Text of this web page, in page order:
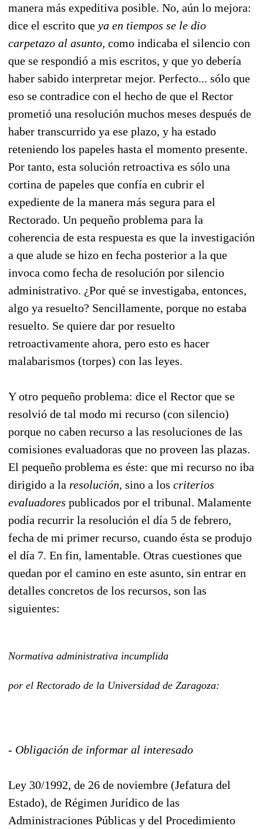
manera más expeditiva posible. No, aún lo mejora:
dice el escrito que ya en tiempos se le dio
carpetazo al asunto, como indicaba el silencio con
que se respondió a mis escritos, y que yo debería
haber sabido interpretar mejor. Perfecto... sólo que
eso se contradice con el hecho de que el Rector
prometió una resolución muchos meses después de
haber transcurrido ya ese plazo, y ha estado
reteniendo los papeles hasta el momento presente.
Por tanto, esta solución retroactiva es sólo una
cortina de papeles que confía en cubrir el
expediente de la manera más segura para el
Rectorado. Un pequeño problema para la
coherencia de esta respuesta es que la investigación
a que alude se hizo en fecha posterior a la que
invoca como fecha de resolución por silencio
administrativo. ¿Por qué se investigaba, entonces,
algo ya resuelto? Sencillamente, porque no estaba
resuelto. Se quiere dar por resuelto
retroactivamente ahora, pero esto es hacer
malabarismos (torpes) con las leyes.
Y otro pequeño problema: dice el Rector que se
resolvió de tal modo mi recurso (con silencio)
porque no caben recurso a las resoluciones de las
comisiones evaluadoras que no proveen las plazas.
El pequeño problema es éste: que mi recurso no iba
dirigido a la resolución, sino a los criterios
evaluadores publicados por el tribunal. Malamente
podía recurrir la resolución el día 5 de febrero,
fecha de mi primer recurso, cuando ésta se produjo
el día 7. En fin, lamentable. Otras cuestiones que
quedan por el camino en este asunto, sin entrar en
detalles concretos de los recursos, son las
siguientes:
Normativa administrativa incumplida
por el Rectorado de la Universidad de Zaragoza:
- Obligación de informar al interesado
Ley 30/1992, de 26 de noviembre (Jefatura del
Estado), de Régimen Jurídico de las
Administraciones Públicas y del Procedimiento